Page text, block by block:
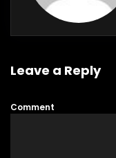
Leave a Reply
Comment